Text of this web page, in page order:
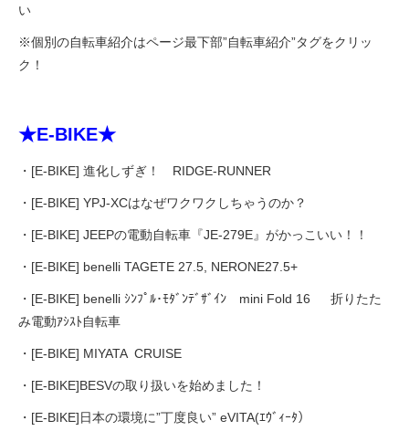
い
※個別の自転車紹介はページ最下部”自転車紹介”タグをクリッ
ク！
★E-BIKE★
・[E-BIKE] 進化しずぎ！ RIDGE-RUNNER
・[E-BIKE] YPJ-XCはなぜワクワクしちゃうのか？
・[E-BIKE] JEEPの電動自転車『JE-279E』がかっこいい！！
・[E-BIKE] benelli TAGETE 27.5, NERONE27.5+
・[E-BIKE] benelli ｼﾝﾌﾟﾙ･ﾓﾀﾞﾝﾃﾞｻﾞｲﾝ mini Fold 16 折りたた
み電動ｱｼｽﾄ自転車
・[E-BIKE] MIYATA CRUISE
・[E-BIKE]BESVの取り扱いを始めました！
・[E-BIKE]日本の環境に”丁度良い” eVITA(ｴｳﾞｨｰﾀ）